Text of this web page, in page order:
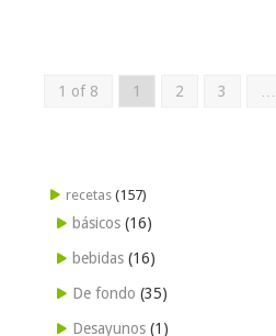
1 of 8 1 2 3
recetas (157)
básicos (16)
bebidas (16)
De fondo (35)
Desayunos (1)